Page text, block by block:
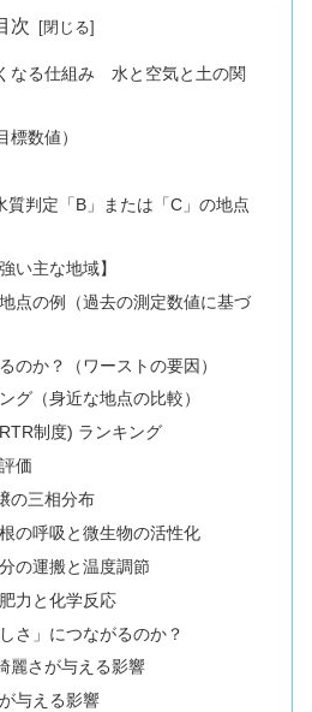
次
なる仕組み 水と空気と土の関
標数値）
質判定「B」または「C」の地点
い主な地域】
点の例（過去の測定数値に基づ
のか？（ワーストの要因）
グ（身近な地点の比較）
制度) ランキング
価
の三相分布
の呼吸と微生物の活性化
の運搬と温度調節
力と化学反応
さ」につながるのか？
さが与える影響
与える影響